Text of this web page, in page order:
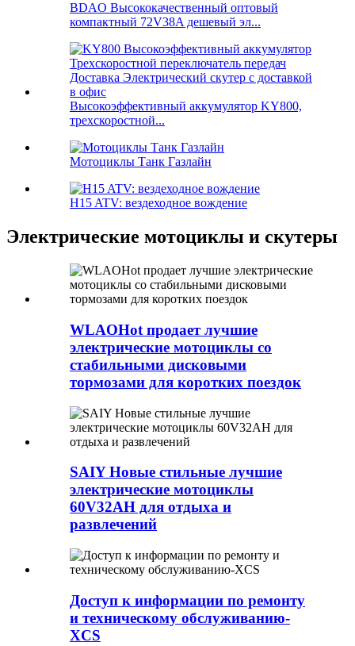
BDAO Высококачественный оптовый
компактный 72V38A дешевый эл...
Высокоэффективный аккумулятор KY800,
трехскоростной...
Мотоциклы Танк Газлайн
H15 ATV: вездеходное вождение
Электрические мотоциклы и скутеры
WLAOHot продает лучшие
электрические мотоциклы со
стабильными дисковыми
тормозами для коротких поездок
SAIY Новые стильные лучшие
электрические мотоциклы
60V32AH для отдыха и
развлечений
Доступ к информации по ремонту
и техническому обслуживанию-
XCS